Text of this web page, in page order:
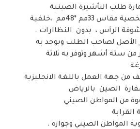
طلب التأشيرة الصينية
صورتين شخصية مقاس 33مم *48مم ،خلفية
الرأس ، بدون النظاارات .
الأصل لصاحب الطلب ويوجد به
من ستة أشهر وتوفر به ثلاثة
من جهة العمل باللغة الانجليزية
الصين بالرياض
من المواطن الصيني
المواطن الصيني وجوازه .